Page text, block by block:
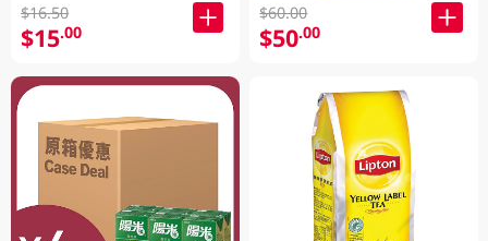
$16.50
$15.00
$60.00
$50.00